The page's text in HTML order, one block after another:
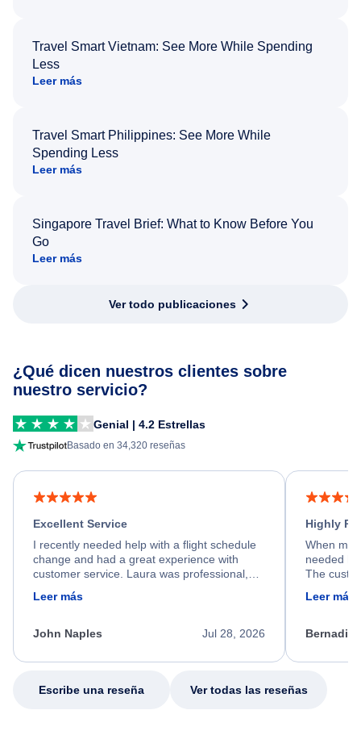
Travel Smart Vietnam: See More While Spending
Less
Leer más
Travel Smart Philippines: See More While
Spending Less
Leer más
Singapore Travel Brief: What to Know Before You
Go
Leer más
Ver todo publicaciones
¿Qué dicen nuestros clientes sobre
nuestro servicio?
Genial | 4.2 Estrellas
Basado en 34,320 reseñas
Excellent Service
I recently needed help with a flight schedule
change and had a great experience with
customer service. Laura was professional,
friendly, and very helpful throughout the
process. She quickly found a solution and
appreciate her excellent service.
Leer más
Jul 28, 2026
John Naples
Highly
When my
needed
The
calm,
my issue.
Leer más
Escribe una reseña Ver todas las reseñas